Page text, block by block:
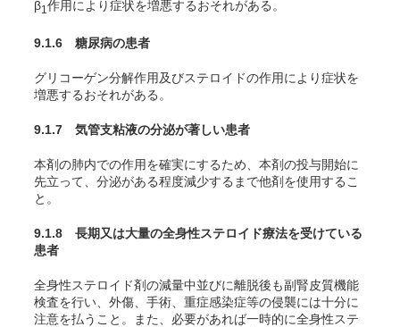
β1 作用により症状を増悪するおそれがある。
9.1.6 糖尿病の患者
グリコーゲン分解作用及びステロイドの作用により症状を
増悪するおそれがある。
9.1.7 気管支粘液の分泌が著しい患者
本剤の肺内での作用を確実にするため、本剤の投与開始に
先立って、分泌がある程度減少するまで他剤を使用するこ
と。
9.1.8 長期又は大量の全身性ステロイド療法を受けている
患者
全身性ステロイド剤の減量中並びに離脱後も副腎皮質機能
検査を行い、外傷、手術、重症感染症等の侵襲には十分に
注意を払うこと。また、必要があれば一時的に全身性ステ